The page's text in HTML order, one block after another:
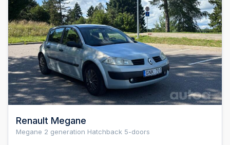
Renault Megane
Megane 2 generation Hatchback 5-doors